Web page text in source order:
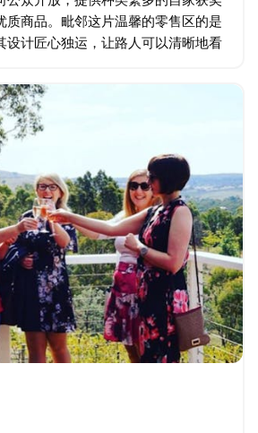
质商品。毗邻这片温馨的零售区的是
设计匠心独运，让路人可以清晰地看
美食心得。…